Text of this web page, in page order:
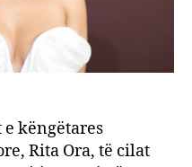
këngëtares
Rita Ora, të cilat